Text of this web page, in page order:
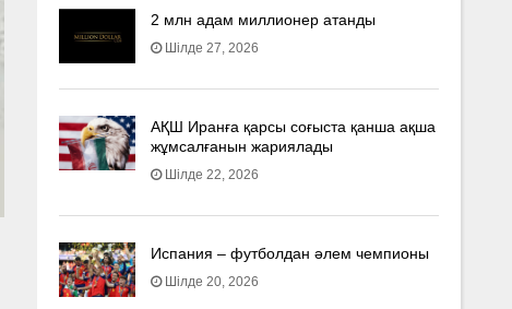
2 млн адам миллионер атанды
Шілде 27, 2026
АҚШ Иранға қарсы соғыста қанша ақша
жұмсалғанын жариялады
Шілде 22, 2026
Испания – футболдан әлем чемпионы
Шілде 20, 2026